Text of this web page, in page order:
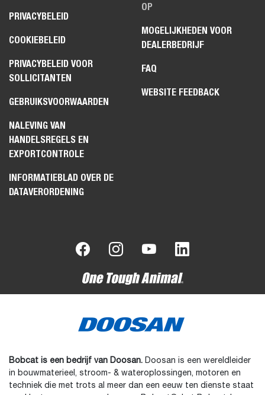
PRIVACYBELEID
COOKIEBELEID
PRIVACYBELEID VOOR
SOLLICITANTEN
GEBRUIKSVOORWAARDEN
NALEVING VAN
HANDELSREGELS EN
EXPORTCONTROLE
INFORMATIEBLAD OVER DE
DATAVERORDENING
OP
MOGELIJKHEDEN VOOR
DEALERBEDRIJF
FAQ
WEBSITE FEEDBACK
Bobcat is een bedrijf van Doosan. Doosan is een wereldleider
in bouwmaterieel, stroom- & wateroplossingen, motoren en
techniek die met trots al meer dan een eeuw ten dienste staat